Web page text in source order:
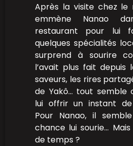
Après la visite chez le
emmène Nanao
restaurant pour lui
quelques spécialités
surprend à sourire
l’avait plus fait depuis
saveurs, les rires
de Yakô… tout semble
lui offrir un instant
Pour Nanao, il
chance lui sourie…
de temps ?